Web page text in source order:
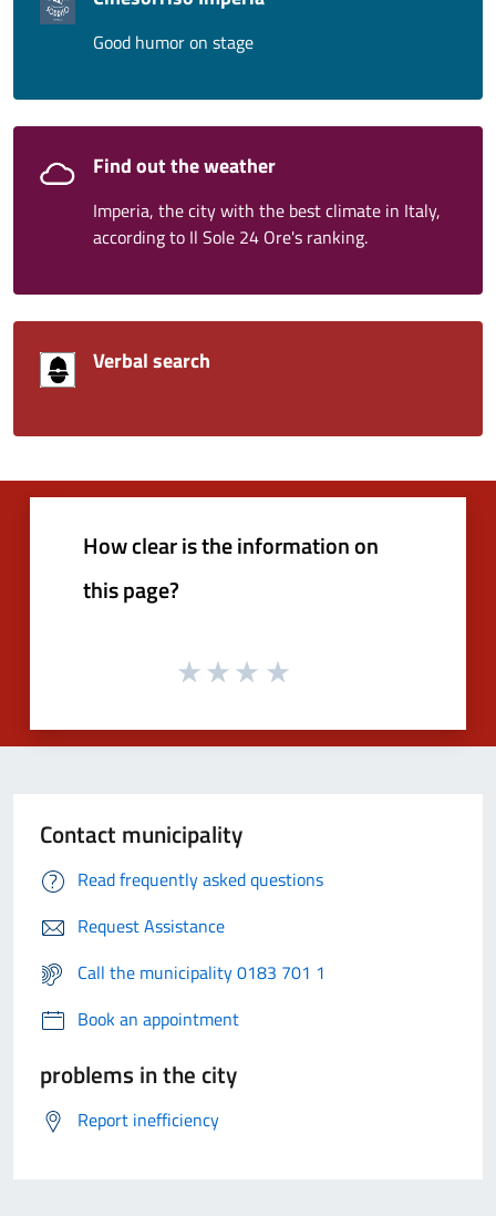
Good humor on stage
Find out the weather
Imperia, the city with the best climate in Italy,
according to Il Sole 24 Ore's ranking.
Verbal search
How clear is the information on
this page?
Contact municipality
Read frequently asked questions
Request Assistance
Call the municipality 0183 701 1
Book an appointment
problems in the city
Report inefficiency